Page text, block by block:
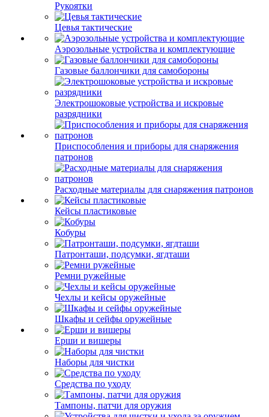
Рукоятки
Цевья тактические
Аэрозольные устройства и комплектующие
Газовые баллончики для самобороны
Электрошоковые устройства и искровые
разрядники
Приспособления и приборы для снаряжения
патронов
Расходные материалы для снаряжения патронов
Кейсы пластиковые
Кобуры
Патронташи, подсумки, ягдташи
Ремни ружейные
Чехлы и кейсы оружейные
Шкафы и сейфы оружейные
Ерши и вишеры
Наборы для чистки
Средства по уходу
Тампоны, патчи для оружия